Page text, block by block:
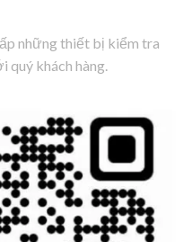
những thiết bị kiểm tra
quý khách hàng.